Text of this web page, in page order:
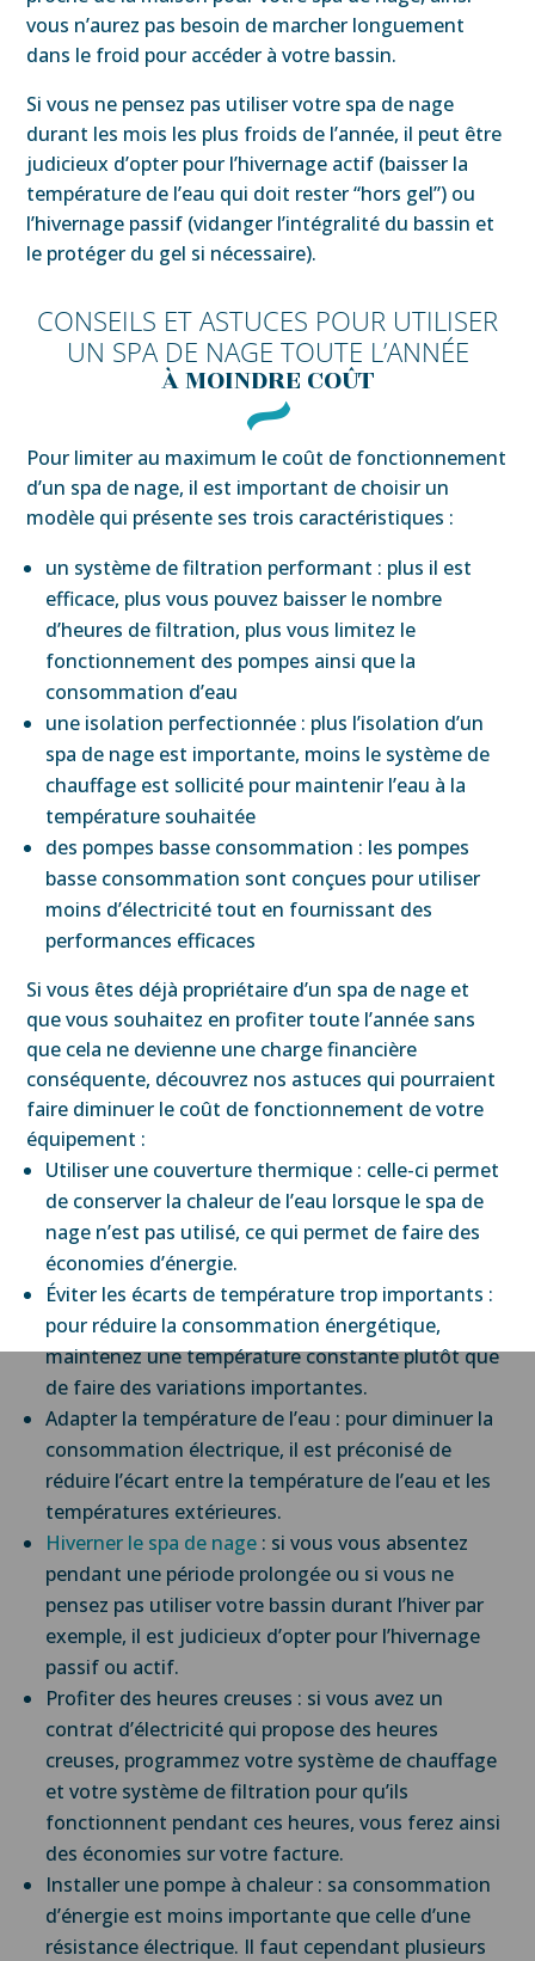
vous n’aurez pas besoin de marcher longuement
dans le froid pour accéder à votre bassin.
Si vous ne pensez pas utiliser votre spa de nage
durant les mois les plus froids de l’année, il peut être
judicieux d’opter pour l’hivernage actif (baisser la
température de l’eau qui doit rester “hors gel”) ou
l’hivernage passif (vidanger l’intégralité du bassin et
le protéger du gel si nécessaire).
CONSEILS ET ASTUCES POUR UTILISER
UN SPA DE NAGE TOUTE L’ANNÉE
À MOINDRE COÛT
Pour limiter au maximum le coût de fonctionnement
d’un spa de nage, il est important de choisir un
modèle qui présente ses trois caractéristiques :
un système de filtration performant : plus il est
efficace, plus vous pouvez baisser le nombre
d’heures de filtration, plus vous limitez le
fonctionnement des pompes ainsi que la
consommation d’eau
une isolation perfectionnée : plus l’isolation d’un
spa de nage est importante, moins le système de
chauffage est sollicité pour maintenir l’eau à la
température souhaitée
des pompes basse consommation : les pompes
basse consommation sont conçues pour utiliser
moins d’électricité tout en fournissant des
performances efficaces
Si vous êtes déjà propriétaire d’un spa de nage et
que vous souhaitez en profiter toute l’année sans
que cela ne devienne une charge financière
conséquente, découvrez nos astuces qui pourraient
faire diminuer le coût de fonctionnement de votre
équipement :
Utiliser une couverture thermique : celle-ci permet
de conserver la chaleur de l’eau lorsque le spa de
nage n’est pas utilisé, ce qui permet de faire des
économies d’énergie.
Éviter les écarts de température trop importants :
pour réduire la consommation énergétique,
maintenez une température constante plutôt que
de faire des variations importantes.
Adapter la température de l’eau : pour diminuer la
consommation électrique, il est préconisé de
réduire l’écart entre la température de l’eau et les
températures extérieures.
Hiverner le spa de nage : si vous vous absentez
pendant une période prolongée ou si vous ne
pensez pas utiliser votre bassin durant l’hiver par
exemple, il est judicieux d’opter pour l’hivernage
passif ou actif.
Profiter des heures creuses : si vous avez un
contrat d’électricité qui propose des heures
creuses, programmez votre système de chauffage
et votre système de filtration pour qu’ils
fonctionnent pendant ces heures, vous ferez ainsi
des économies sur votre facture.
Installer une pompe à chaleur : sa consommation
d’énergie est moins importante que celle d’une
résistance électrique. Il faut cependant plusieurs